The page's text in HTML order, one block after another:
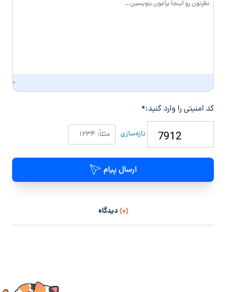
گ
۰
کد امنیتی را وارد کنید:*
تازه‌سازی
ارسال پیام
(۰) دیدگاه